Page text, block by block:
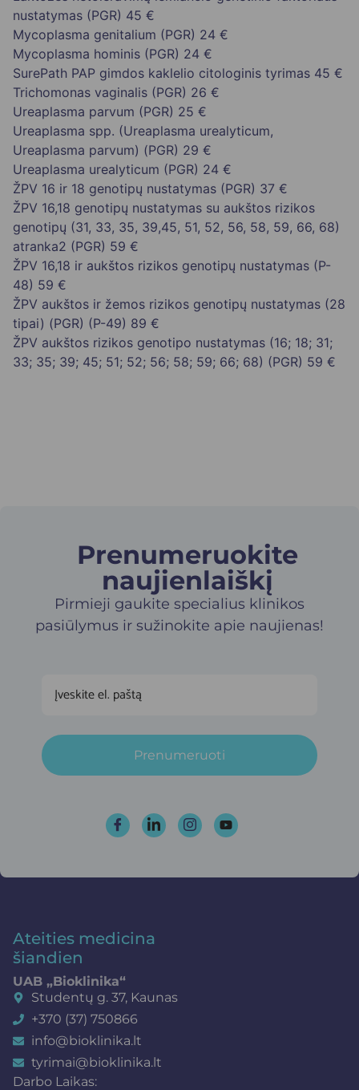
nustatymas (PGR) 45 €
Mycoplasma genitalium (PGR) 24 €
Mycoplasma hominis (PGR) 24 €
SurePath PAP gimdos kaklelio citologinis tyrimas 45 €
Trichomonas vaginalis (PGR) 26 €
Ureaplasma parvum (PGR) 25 €
Ureaplasma spp. (Ureaplasma urealyticum,
Ureaplasma parvum) (PGR) 29 €
Ureaplasma urealyticum (PGR) 24 €
ŽPV 16 ir 18 genotipų nustatymas (PGR) 37 €
ŽPV 16,18 genotipų nustatymas su aukštos rizikos
genotipų (31, 33, 35, 39,45, 51, 52, 56, 58, 59, 66, 68)
atranka2 (PGR) 59 €
ŽPV 16,18 ir aukštos rizikos genotipų nustatymas (P-
48) 59 €
ŽPV aukštos ir žemos rizikos genotipų nustatymas (28
tipai) (PGR) (P-49) 89 €
ŽPV aukštos rizikos genotipo nustatymas (16; 18; 31;
33; 35; 39; 45; 51; 52; 56; 58; 59; 66; 68) (PGR) 59 €
Prenumeruokite
naujienlaiškį​
Pirmieji gaukite specialius klinikos
pasiūlymus ir sužinokite apie naujienas!
Prenumeruoti
Ateities medicina
šiandien
UAB „Bioklinika“
Studentų g. 37, Kaunas
+370 (37) 750866
info@bioklinika.lt
tyrimai@bioklinika.lt
Darbo Laikas: